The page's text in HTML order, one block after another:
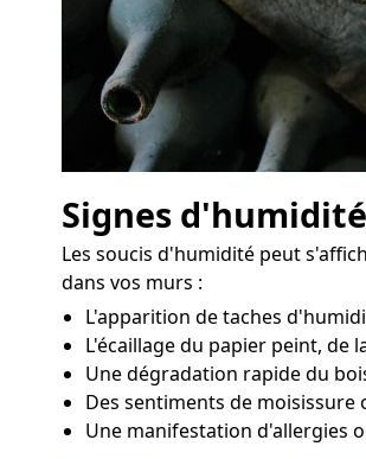
Signes
Les soucis d'humidité peut
dans vos murs :
L'apparition de taches
L'écaillage du papier peint, de
Une dégradation rapide du
Des sentiments de moisissure
Une manifestation d'allergies